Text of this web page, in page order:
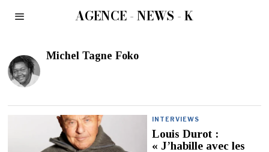
AGENCE - NEWS - K
Michel Tagne Foko
INTERVIEWS
Louis Durot :
« J’habille avec les